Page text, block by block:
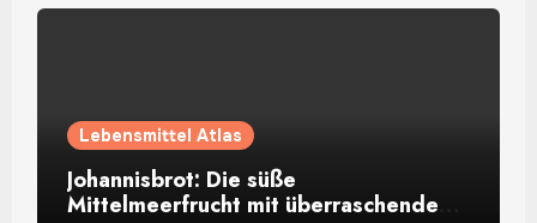
Lebensmittel Atlas
Johannisbrot: Die süße
Mittelmeerfrucht mit überraschendem